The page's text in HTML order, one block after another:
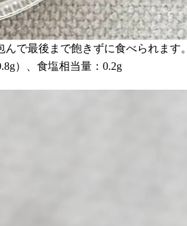
で最後まで飽きずに食べられます。
）、食塩相当量：0.2g